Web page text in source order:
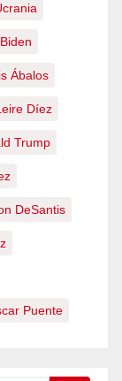
Ábalos
Díez
Trump
DeSantis
Puente